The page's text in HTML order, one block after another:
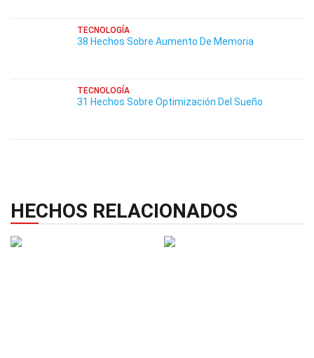
TECNOLOGÍA
38 Hechos Sobre Aumento De Memoria
TECNOLOGÍA
31 Hechos Sobre Optimización Del Sueño
HECHOS RELACIONADOS